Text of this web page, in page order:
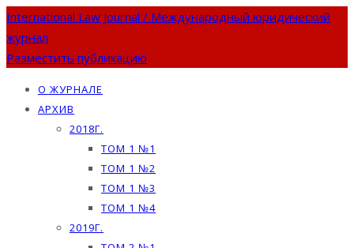
International Law Journal / Международный юридический
журнал
Разместить публикацию
О ЖУРНАЛЕ
АРХИВ
2018Г.
ТОМ 1 №1
ТОМ 1 №2
ТОМ 1 №3
ТОМ 1 №4
2019Г.